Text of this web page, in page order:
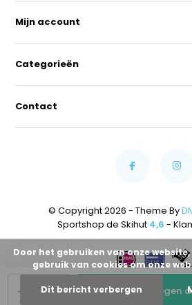
+
- Toevoegen
Mijn account
Categorieën
Contact
© Copyright 2026 - Theme By
Sportshop de Skihut 4,6 -
Door het gebruiken van onze
gebruik van cookies om onze
Dit bericht verbergen